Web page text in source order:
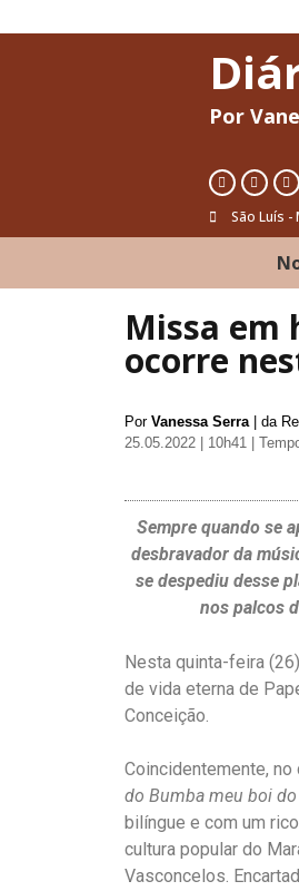
Por
São Luís -
Missa em
ocorre
Por Vanessa Serra| da
25.05.2022 | 10h41
|
Sempre quando se
desbravador da
se despediu desse
nos palcos
Nesta quinta-feira
de vida eterna de
Conceição.
Coincidentemente,
do Bumba meu boi do
bilíngue e com um
cultura popular do
Vasconcelos.